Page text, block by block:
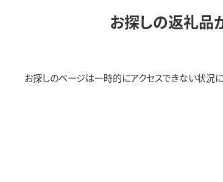
お探しの返礼品
お探しのページは一時的にアクセスできない状況